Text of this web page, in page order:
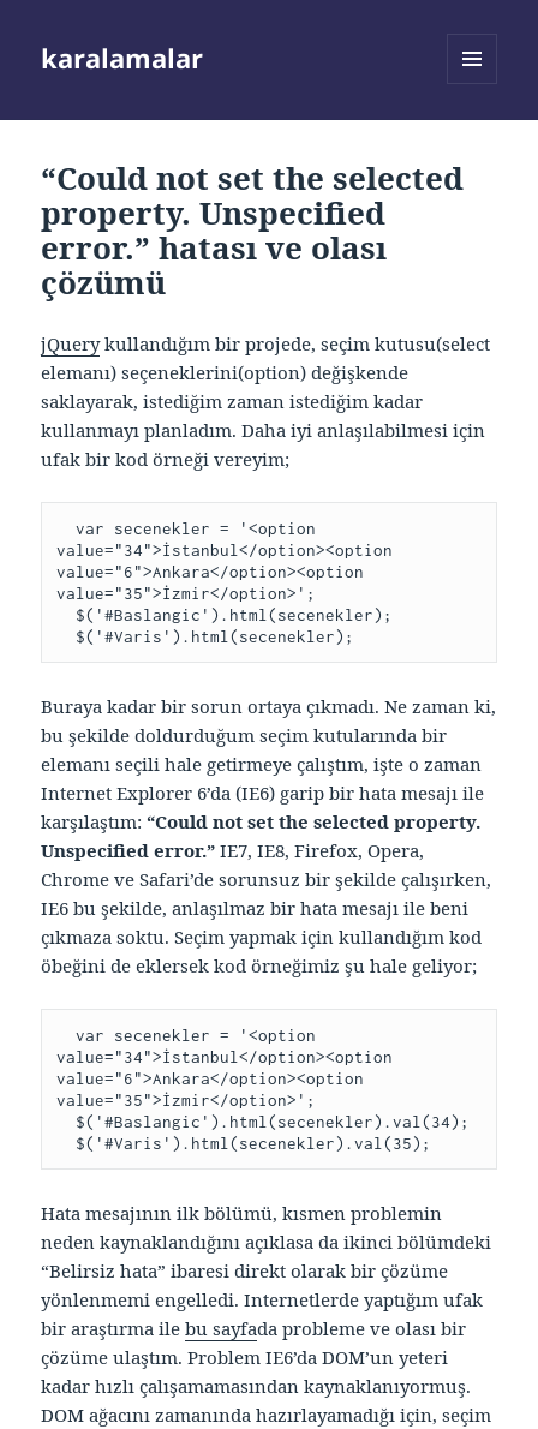
karalamalar
“Could not set the selected
property. Unspecified
error.” hatası ve olası
çözümü
jQuerykullandığım bir projede, seçim kutusu(select
elemanı) seçeneklerini(option) değişkende
saklayarak, istediğim zaman istediğim kadar
kullanmayı planladım. Daha iyi anlaşılabilmesi için
ufak bir kod örneği vereyim;
  var secenekler = '<option
value="34">İstanbul</option><option
value="6">Ankara</option><option
value="35">İzmir</option>';
Buraya kadar bir sorun ortaya çıkmadı. Ne zaman ki,
bu şekilde doldurduğum seçim kutularında bir
elemanı seçili hale getirmeye çalıştım, işte o zaman
Internet Explorer 6’da (IE6) garip bir hata mesajı ile
karşılaştım:“Could not set the selected property.
Unspecified error.” IE7, IE8, Firefox, Opera,
Chrome ve Safari’de sorunsuz bir şekilde çalışırken,
IE6 bu şekilde, anlaşılmaz bir hata mesajı ile beni
çıkmaza soktu. Seçim yapmak için kullandığım kod
öbeğini de eklersek kod örneğimiz şu hale geliyor;
  var secenekler = '<option
value="34">İstanbul</option><option
value="6">Ankara</option><option
value="35">İzmir</option>';
Hata mesajının ilk bölümü, kısmen problemin
neden kaynaklandığını açıklasa da ikinci bölümdeki
“Belirsiz hata” ibaresi direkt olarak bir çözüme
yönlenmemi engelledi. Internetlerde yaptığım ufak
bir araştırma ilebu sayfada probleme ve olası bir
çözüme ulaştım. Problem IE6’da DOM’un yeteri
kadar hızlı çalışamamasından kaynaklanıyormuş.
DOM ağacını zamanında hazırlayamadığı için, seçim